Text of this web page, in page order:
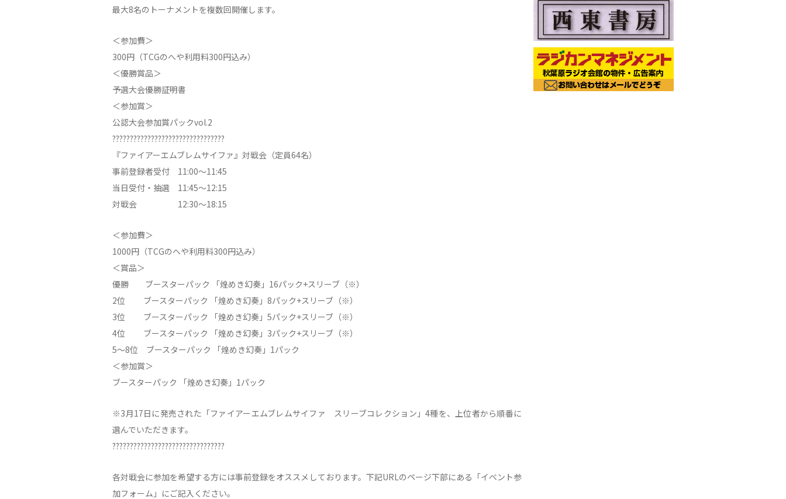
最大8名のトーナメントを複数回開催します。
＜参加費＞
300円（TCGのへや利用料300円込み）
＜優勝賞品＞
予選大会優勝証明書
＜参加賞＞
公認大会参加賞パックvol.2
????????????????????????????????
『ファイアーエムブレムサイファ』対戦会（定員64名）
事前登録者受付 11:00〜11:45
当日受付・抽選 11:45〜12:15
対戦会 12:30〜18:15
＜参加費＞
1000円（TCGのへや利用料300円込み）
＜賞品＞
優勝 ブースターパック 「煌めき幻奏」16パック+スリーブ（※）
2位 ブースターパック 「煌めき幻奏」8パック+スリーブ（※）
3位 ブースターパック 「煌めき幻奏」5パック+スリーブ（※）
4位 ブースターパック 「煌めき幻奏」3パック+スリーブ（※）
5〜8位 ブースターパック 「煌めき幻奏」1パック
＜参加賞＞
ブースターパック 「煌めき幻奏」1パック
※3月17日に発売された「ファイアーエムブレムサイファ スリーブコレクション」4種を、上位者から順番に
選んでいただきます。
????????????????????????????????
各対戦会に参加を希望する方には事前登録をオススメしております。下記URLのページ下部にある「イベント参
加フォーム」にご記入ください。